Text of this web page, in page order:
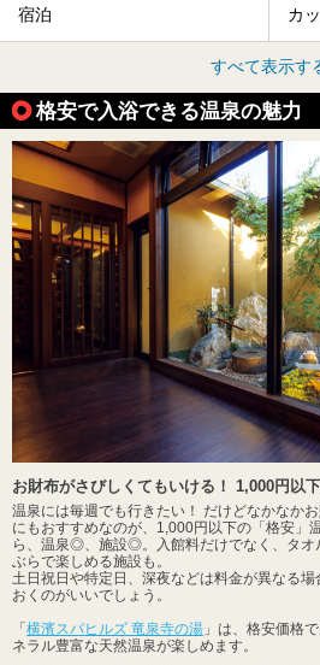
宿泊 カ
すべて表示す
格安で入浴できる温泉の魅力
お財布がさびしくてもいける！ 1,000円以
温泉には毎週でも行きたい！ だけどなかなか
にもおすすめなのが、1,000円以下の「格安」
ら、温泉◎、施設◎。入館料だけでなく、タオ
ぶらで楽しめる施設も。
土日祝日や特定日、深夜などは料金が異なる
おくのがいいでしょう。
「 横濱スパヒルズ 竜泉寺の湯 」は、格安価格
ネラル豊富な天然温泉が楽しめます。